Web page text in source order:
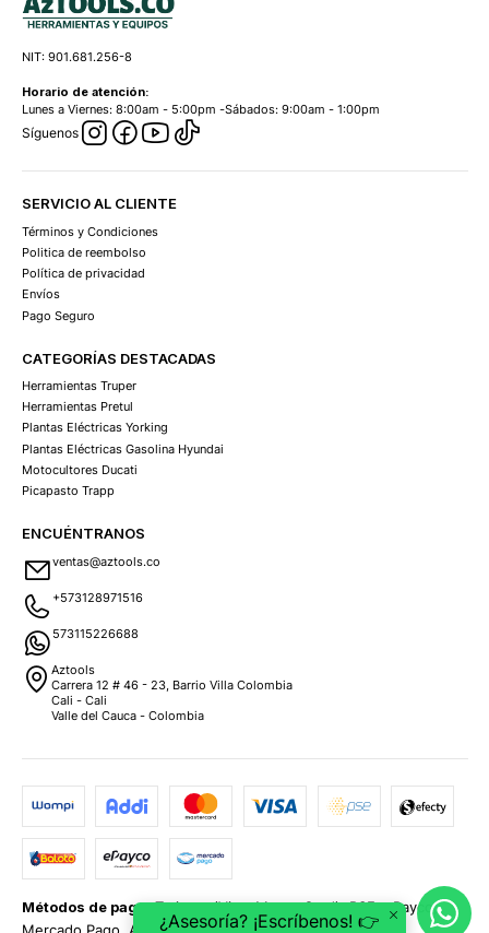
NIT: 901.681.256-8
Horario de atención:
Lunes a Viernes: 8:00am - 5:00pm -Sábados: 9:00am - 1:00pm
Síguenos
SERVICIO AL CLIENTE
Términos y Condiciones
Politica de reembolso
Política de privacidad
Envíos
Pago Seguro
CATEGORÍAS DESTACADAS
Herramientas Truper
Herramientas Pretul
Plantas Eléctricas Yorking
Plantas Eléctricas Gasolina Hyundai
Motocultores Ducati
Picapasto Trapp
ENCUÉNTRANOS
ventas@aztools.co
+573128971516
573115226688
Aztools
Carrera 12 # 46 - 23, Barrio Villa Colombia
Cali - Cali
Valle del Cauca - Colombia
Métodos de pago:Tarjetas (Visa, MasterCard), PSE, ePayco,
¿Asesoría? ¡Escríbenos! 👉